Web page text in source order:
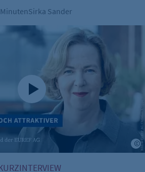
Cookies zu setzen.
Sirka Sander
muss bei Genehmigungen